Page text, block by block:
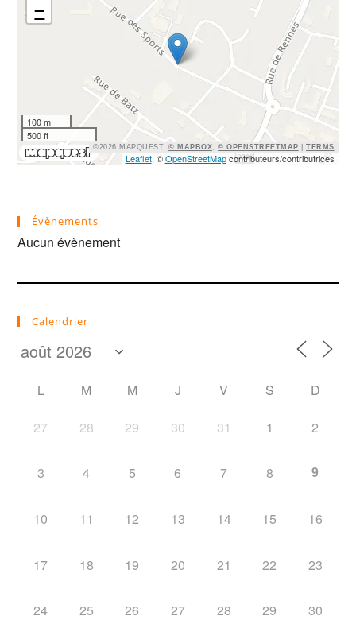
−
100 m
500 ft
©2026 MAPQUEST,© MAPBOX,© OPENSTREETMAP |TERMS
Leaflet, ©OpenStreetMapcontributeurs/contributrices
Évènements
Aucun évènement
Calendrier
L M M J V S D
27 28 29 30 31 1 2
3 4 5 6 7 8 9
10 11 12 13 14 15 16
17 18 19 20 21 22 23
24 25 26 27 28 29 30